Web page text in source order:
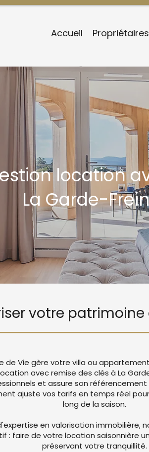
Accueil Propriétaires
location
La Garde-
votre
de Vie gère votre villa ou
avec remise des clés à La
et assure son
ajuste vos tarifs en temps réel
long de la saison.
en valorisation immobilière,
: faire de votre location saisonnière
préservant votre tranquillité.